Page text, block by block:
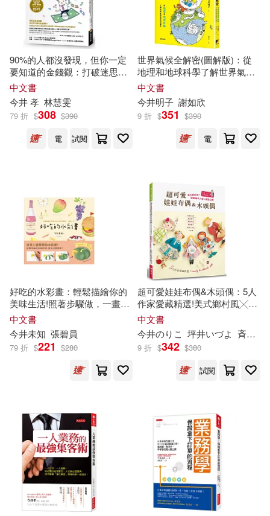
（日）今井淳子，（日）加部千賀
（日）今井睦美(1)
（日）今井祥人（編著）(1)
（日）本間昭，（日）堀內蕗，
（日）今井幸充(1)
（日）藤澤楓(1)
ﾛﾘｶﾜこれくしょん(1)
90%的人都沒發現，但你一定
要知道的金錢觀：打破迷思，
從固定薪水走向財富自由，用
金錢吸引富足的祕密關鍵
中文書
今井孝 林慧雯
79 折 $308 $390
電
試閱
世界氣候全解密(圖解版)：從
地理和地球科學了解世界氣候
是如何運作
中文書
今井明子 謝如欣
9 折 $351 $390
電
好吃的水彩畫：輕鬆描繪你的
美味生活!照著步驟做，一畫就
上手!
中文書
今井未知 張碧員
79 折 $221 $280
超可愛娃娃布偶&木頭偶：5人
作家愛藏精選!美式鄉村風╳漫
畫繪本人物╳童話幻想
中文書
今井のりこ 坪井いづよ 斉藤千里
9 折 $342 $380
試閱